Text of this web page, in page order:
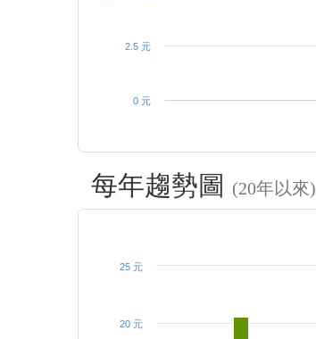
0 元
2.5 元
每年趨勢圖 (20年以來)
20 元
25 元